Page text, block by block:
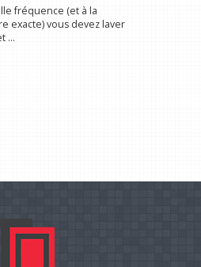
fréquence (et à la
exacte) vous devez laver
...